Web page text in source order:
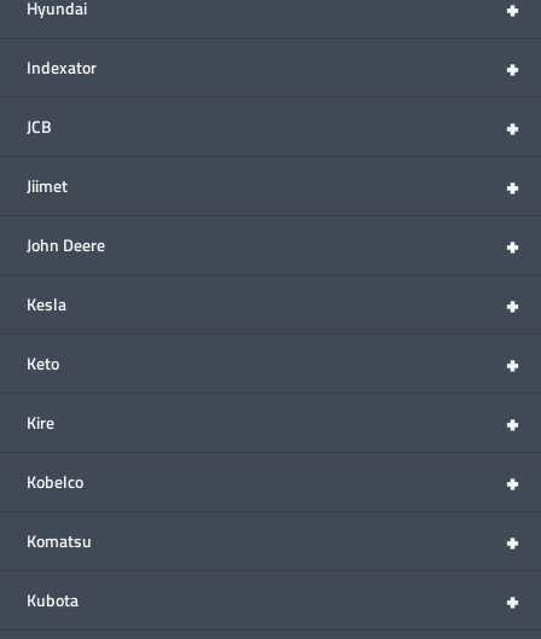
+
Hyundai
+
Indexator
+
JCB
+
Jiimet
+
John Deere
+
Kesla
+
Keto
+
Kire
+
Kobelco
+
Komatsu
+
Kubota